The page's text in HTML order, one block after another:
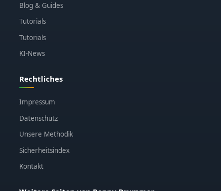
Blog & Guides
Tutorials
Tutorials
KI-News
Rechtliches
Impressum
Datenschutz
Unsere Methodik
Sicherheitsindex
Kontakt